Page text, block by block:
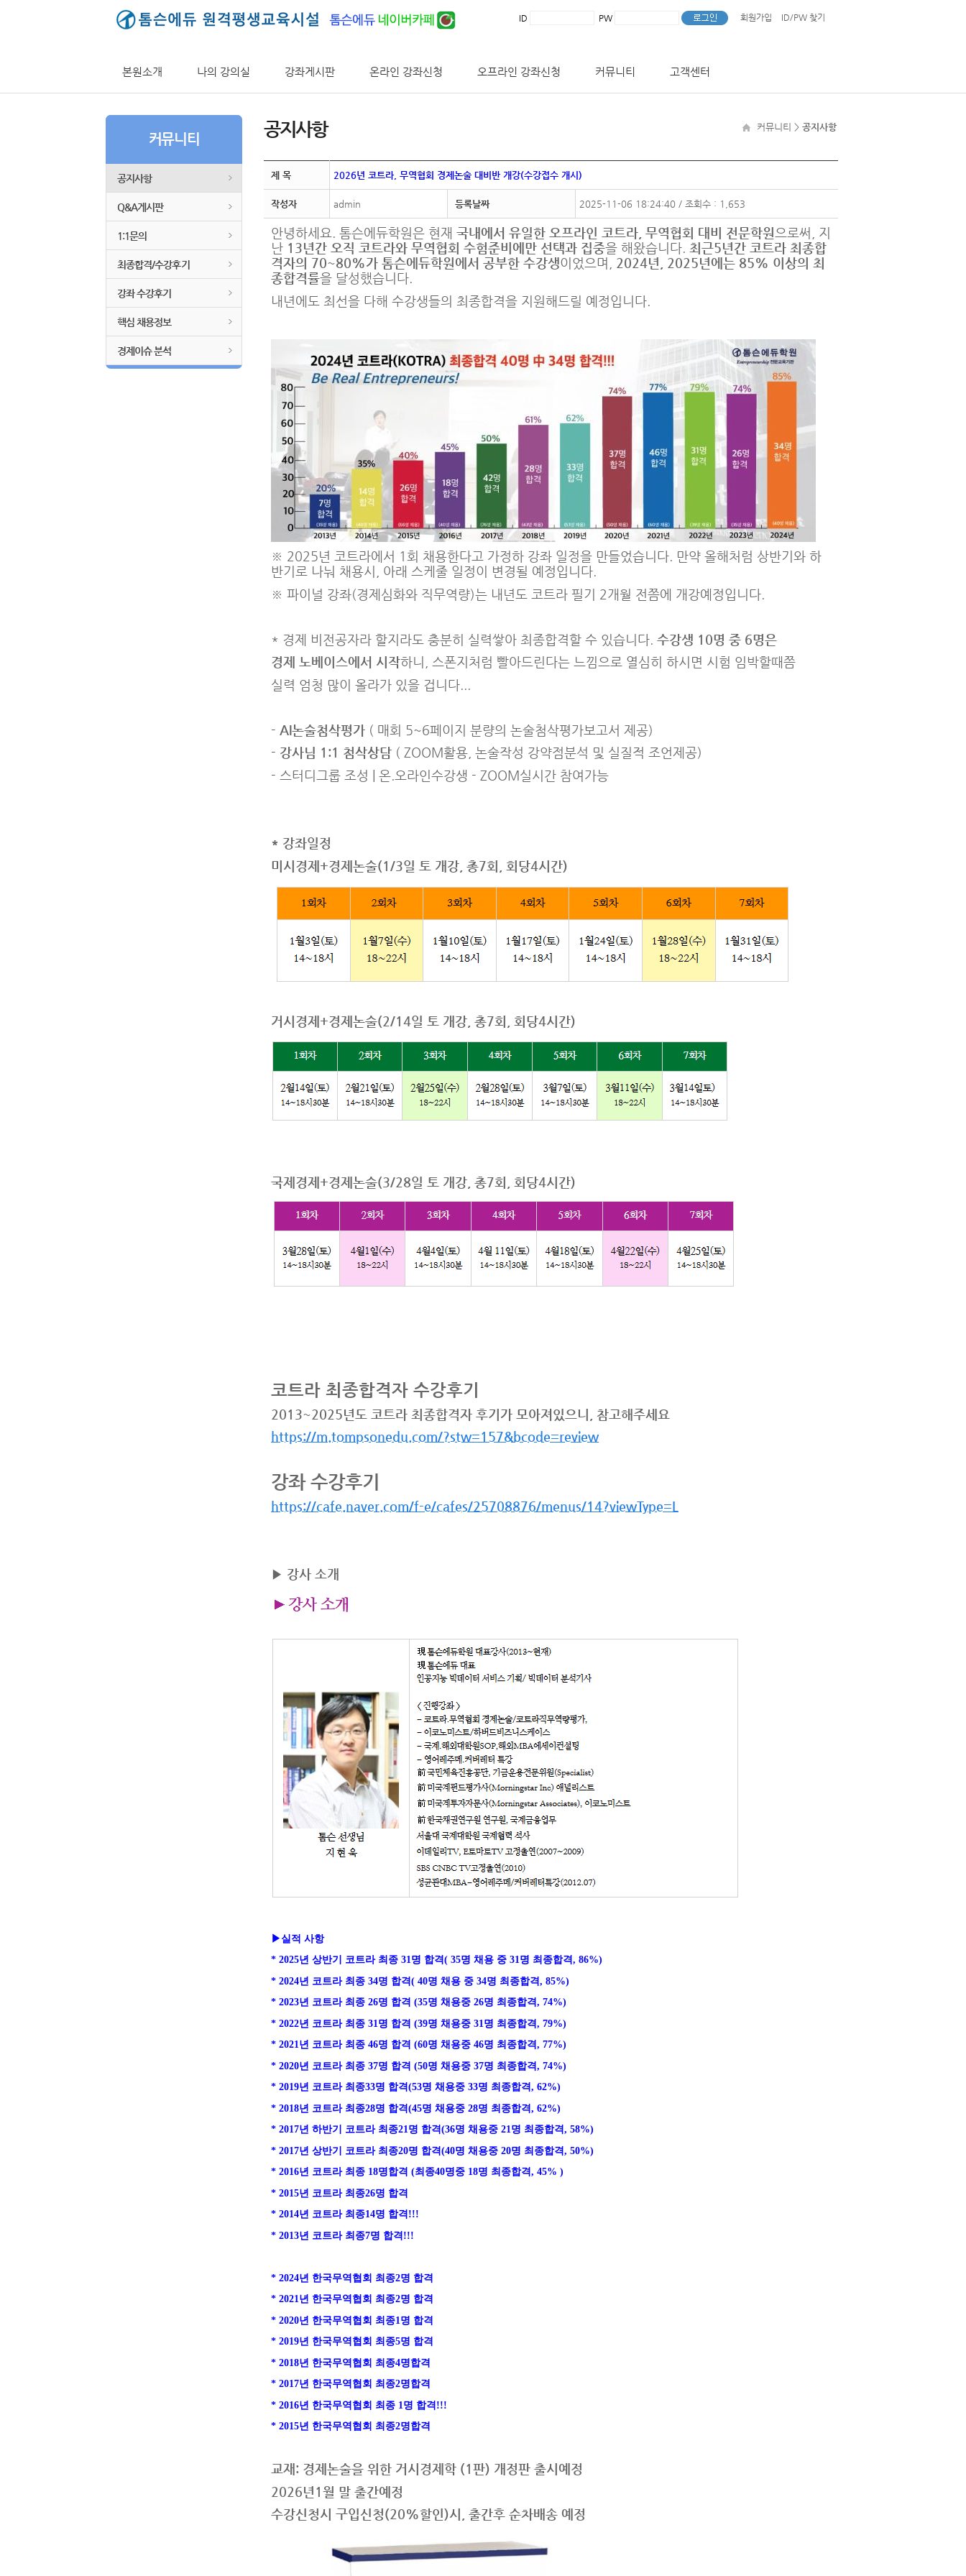
ID PW 회원가입 ID/PW 찾기
본원소개 나의 강의실 강좌게시판 온라인 강좌신청 오프라인 강좌신청 커뮤니티 고객센터
커뮤니티 > 공지사항
커뮤니티
공지사항
Q&A게시판
1:1문의
최종합격/수강후기
강좌 수강후기
핵심 채용정보
경제이슈 분석
공지사항
제 목 2026년 코트라, 무역협회 경제논술 대비반 개강(수강접수 개시)
작성자 admin 등록날짜 2025-11-06 18:24:40 / 조회수 : 1,653
안녕하세요. 톰슨에듀학원은 현재 국내에서 유일한 오프라인 코트라, 무역협회 대비 전문학원 으로써, 지
난 13년간 오직 코트라와 무역협회 수험준비에만 선택과 집중을 해왔습니다. 최근5년간 코트라 최종합
격자의 70~80%가 톰슨에듀학원에서 공부한 수강생이었으며,
2024년, 2025년에는 85% 이상의 최
종합격률을 달성했습니다.
내년에도 최선을 다해 수강생들의 최종합격을 지원해드릴 예정입니다.
※ 2025년 코트라에서 1회 채용한다고 가정하 강좌 일정을 만들었습니다. 만약 올해처럼 상반기와 하
반기로 나눠 채용시, 아래 스케줄 일정이 변경될 예정입니다.
※ 파이널 강좌(경제심화와 직무역량)는 내년도 코트라 필기 2개월 전쯤에 개강예정입니다.
* 경제 비전공자라 할지라도 충분히 실력쌓아 최종합격할 수 있습니다. 수강생 10명 중 6명은
경제 노베이스에서 시작하니, 스폰지처럼 빨아드린다는 느낌으로 열심히 하시면 시험 임박할때쯤
실력 엄청 많이 올라가 있을 겁니다...
- AI논술첨삭평가 ( 매회 5~6페이지 분량의 논술첨삭평가보고서 제공)
- 강사님 1:1 첨삭상담 ( ZOOM활용, 논술작성 강약점분석 및 실질적 조언제공)
- 스터디그룹 조성 | 온.오라인수강생 - ZOOM실시간 참여가능
* 강좌일정
미시경제+경제논술(1/3일 토 개강, 총7회, 회당4시간)
거시경제+경제논술(2/14일 토 개강, 총7회, 회당4시간)
국제경제+경제논술(3/28일 토 개강, 총7회, 회당4시간)
코트라 최종합격자 수강후기
2013~2025년도 코트라 최종합격자 후기가 모아져있으니, 참고해주세요
https://m.tompsonedu.com/?stw=157&bcode=review
강좌 수강후기
https://cafe.naver.com/f-e/cafes/25708876/menus/14?viewType=L
▶ 강사 소개
▶실적 사항
* 2025년 상반기 코트라 최종 31명 합격( 35명 채용 중 31명 최종합격, 86%)
* 2024년 코트라 최종 34명 합격( 40명 채용 중 34명 최종합격, 85%)
* 2023년 코트라 최종 26명 합격 (35명 채용중 26명 최종합격, 74%)
* 2022년 코트라 최종 31명 합격 (39명 채용중 31명 최종합격, 79%)
* 2021년 코트라 최종 46명 합격 (60명 채용중 46명 최종합격, 77%)
* 2020년 코트라 최종 37명 합격 (50명 채용중 37명 최종합격, 74%)
* 2019년 코트라 최종33명 합격(53명 채용중 33명 최종합격, 62%)
* 2018년 코트라 최종28명 합격(45명 채용중 28명 최종합격, 62%)
* 2017년 하반기 코트라 최종21명 합격(36명 채용중 21명 최종합격, 58%)
* 2017년 상반기 코트라 최종20명 합격(40명 채용중 20명 최종합격, 50%)
* 2016년 코트라 최종 18명합격 (최종40명중 18명 최종합격, 45% )
* 2015년 코트라 최종26명 합격
* 2014년 코트라 최종14명 합격!!!
* 2013년 코트라 최종7명 합격!!!
* 2024년 한국무역협회 최종2명 합격
* 2021년 한국무역협회 최종2명 합격
* 2020년 한국무역협회 최종1명 합격
* 2019년 한국무역협회 최종5명 합격
* 2018년 한국무역협회 최종4명합격
* 2017년 한국무역협회 최종2명합격
* 2016년 한국무역협회 최종 1명 합격!!!
* 2015년 한국무역협회 최종2명합격
교재: 경제논술을 위한 거시경제학 (1판) 개정판 출시예정
2026년1월 말 출간예정
수강신청시 구입신청(20%할인)시, 출간후 순차배송 예정